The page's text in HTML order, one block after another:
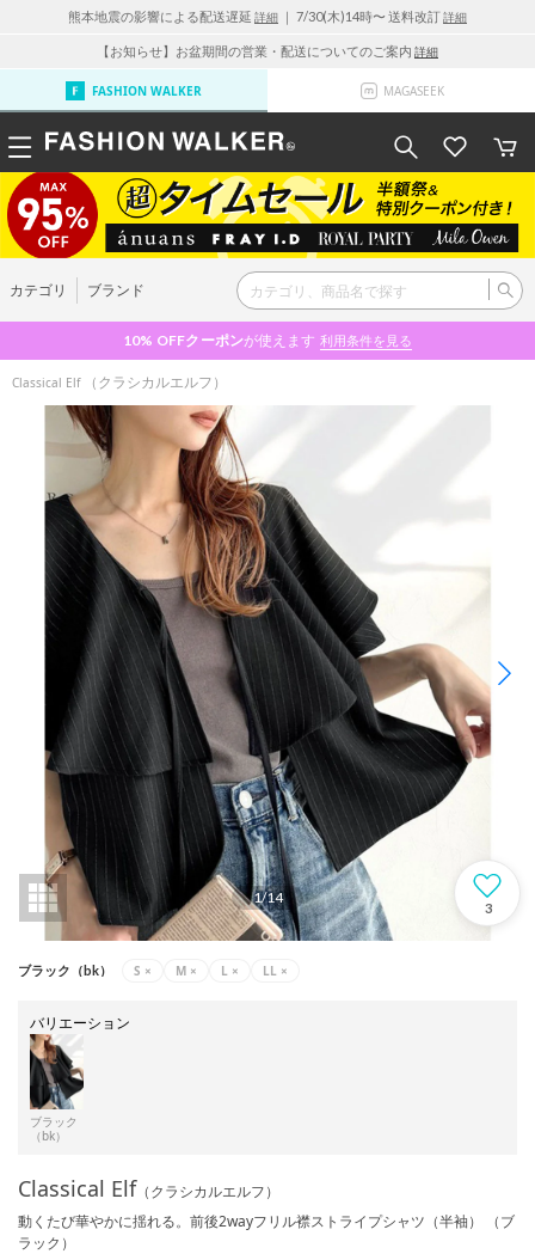
熊本地震の影響による配送遅延 詳細 ｜ 7/30(木)14時〜 送料改訂詳細
【お知らせ】お盆期間の営業・配送についてのご案内 詳細
FASHION WALKER MAGASEEK
カテゴリ ブランド
10% OFFクーポンが使えます 利用条件を見る
Classical Elf （クラシカルエルフ）
1/14
3
ブラック（bk） S × M × L × LL ×
バリエーション
ブラック
（bk）
Classical Elf （クラシカルエルフ）
動くたび華やかに揺れる。前後2wayフリル襟ストライプシャツ（半袖） （ブ
ラック）